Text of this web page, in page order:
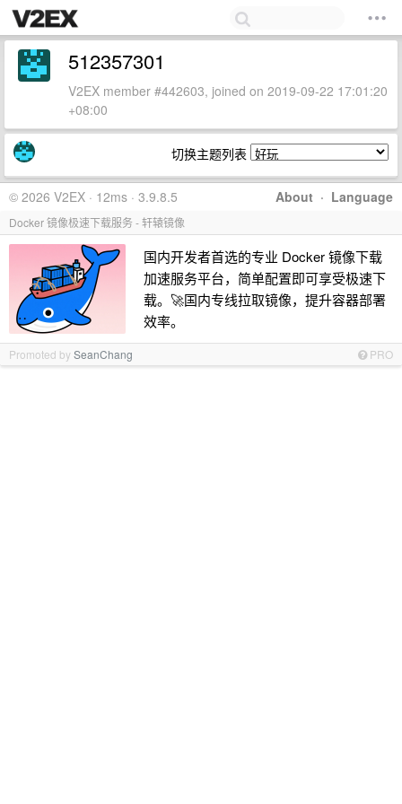
512357301
V2EX member #442603, joined on 2019-09-22 17:01:20
+08:00
切换主题列表
About · Language
© 2026 V2EX · 12ms · 3.9.8.5
Docker 镜像极速下载服务 - 轩辕镜像
国内开发者首选的专业 Docker 镜像下载
加速服务平台，简单配置即可享受极速下
载。🚀国内专线拉取镜像，提升容器部署
效率。
Promoted bySeanChang PRO